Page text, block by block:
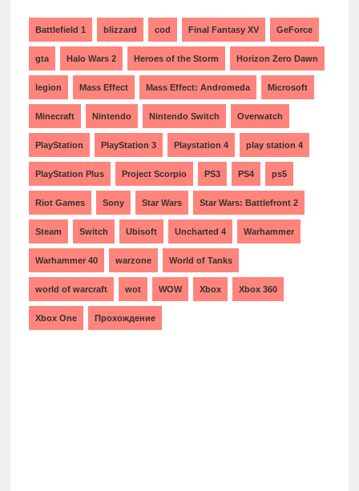
Battlefield 1 blizzard cod Final Fantasy XV GeForce
gta Halo Wars 2 Heroes of the Storm Horizon Zero Dawn
legion Mass Effect Mass Effect: Andromeda Microsoft
Minecraft Nintendo Nintendo Switch Overwatch
PlayStation PlayStation 3 Playstation 4 play station 4
PlayStation Plus Project Scorpio PS3 PS4 ps5
Riot Games Sony Star Wars Star Wars: Battlefront 2
Steam Switch Ubisoft Uncharted 4 Warhammer
Warhammer 40 warzone World of Tanks
world of warcraft wot WOW Xbox Xbox 360
Xbox One Прохождение